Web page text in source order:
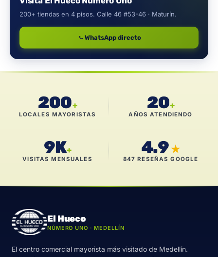
200+ tiendas en 4 pisos. Calle 46 #53-46 · Maturín.
WhatsApp directo
200+
LOCALES MAYORISTAS
20+
AÑOS ATENDIENDO
9K+
VISITAS MENSUALES
4.9 ★
847 RESEÑAS GOOGLE
El Hueco
NÚMERO UNO · MEDELLÍN
El centro comercial mayorista más visitado de Medellín.